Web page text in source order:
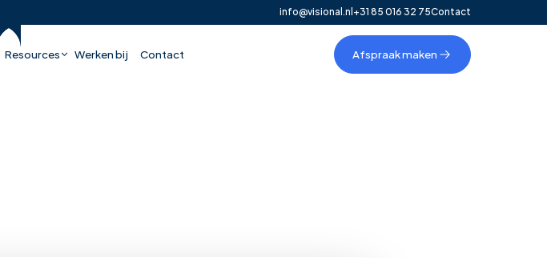
info@visional.nl +31 85 016 32 75Contact
Resources Werken bij Contact Afspraak maken